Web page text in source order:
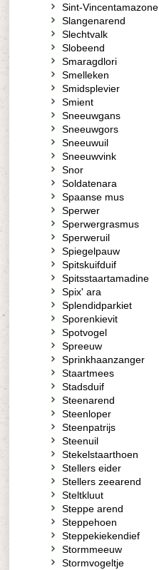
Sint-Vincentamazone
Slangenarend
Slechtvalk
Slobeend
Smaragdlori
Smelleken
Smidsplevier
Smient
Sneeuwgans
Sneeuwgors
Sneeuwuil
Sneeuwvink
Snor
Soldatenara
Spaanse mus
Sperwer
Sperwergrasmus
Sperweruil
Spiegelpauw
Spitskuifduif
Spitsstaartamadine
Spix' ara
Splendidparkiet
Sporenkievit
Spotvogel
Spreeuw
Sprinkhaanzanger
Staartmees
Stadsduif
Steenarend
Steenloper
Steenpatrijs
Steenuil
Stekelstaarthoen
Stellers eider
Stellers zeearend
Steltkluut
Steppe arend
Steppehoen
Steppekiekendief
Stormmeeuw
Stormvogeltje